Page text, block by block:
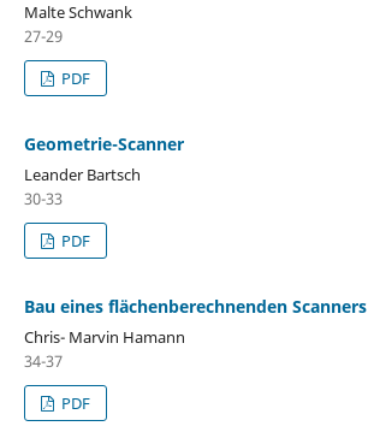
Malte Schwank
27-29
PDF
Geometrie-Scanner
Leander Bartsch
30-33
PDF
Bau eines flächenberechnenden Scanners
Chris- Marvin Hamann
34-37
PDF